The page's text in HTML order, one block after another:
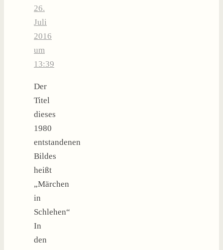
26.
Juli
2016
um
13:39
Der
Titel
dieses
1980
entstandenen
Bildes
heißt
„Märchen
in
Schlehen“
In
den